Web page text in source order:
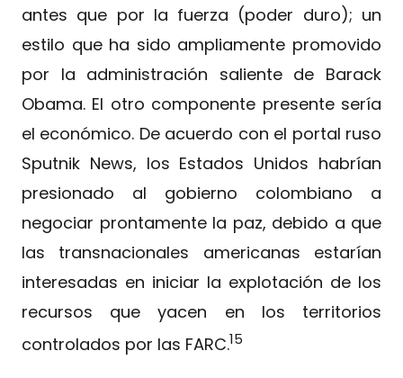
antes que por la fuerza (poder duro); un
estilo que ha sido ampliamente promovido
por la administración saliente de Barack
Obama. El otro componente presente sería
el económico. De acuerdo con el portal ruso
Sputnik News, los Estados Unidos habrían
presionado al gobierno colombiano a
negociar prontamente la paz, debido a que
las transnacionales americanas estarían
interesadas en iniciar la explotación de los
recursos que yacen en los territorios
controlados por las FARC.15